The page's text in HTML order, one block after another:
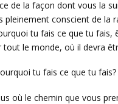
de la façon dont vous la
pleinement conscient de la
tu fais ce que tu fais,
tout le monde, où il devra
tu fais ce que tu
où le chemin que vous